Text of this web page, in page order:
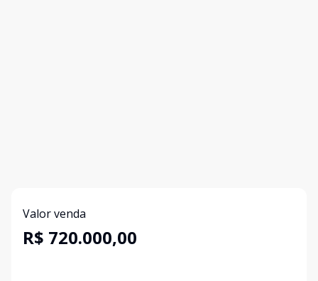
Valor venda
R$ 720.000,00